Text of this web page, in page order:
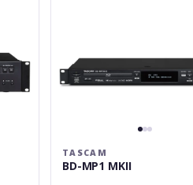
TASCAM
BD-MP1 MKII